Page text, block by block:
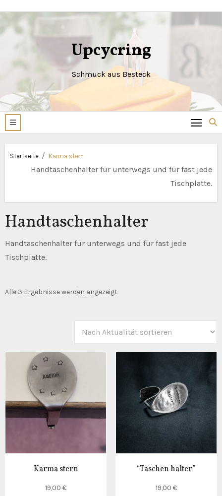
Inhalt
springen
Upcycring
Schmuck aus Besteck
Startseite Karma stern
Handtaschenhalter für unterwegs und für fast jede
Tischplatte.
Handtaschenhalter
Handtaschenhalter für unterwegs und für fast jede
Tischplatte.
Alle 3 Ergebnisse werden angezeigtNach
sortiert
Karma stern
19,00€
“Taschen halter”
19,00 €